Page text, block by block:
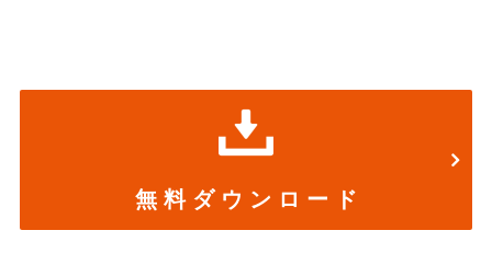
無 料 ダ ウ ン ロ ー ド